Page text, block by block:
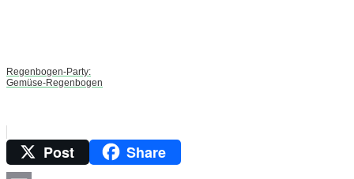
Regenbogen-Party:
Gemüse-Regenbogen
Post Share